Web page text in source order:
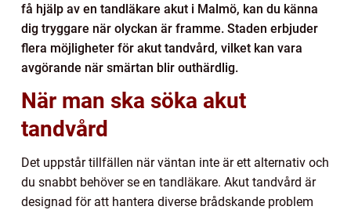
få hjälp av en tandläkare akut i Malmö, kan du känna
dig tryggare när olyckan är framme. Staden erbjuder
flera möjligheter för akut tandvård, vilket kan vara
avgörande när smärtan blir outhärdlig.
När man ska söka akut
tandvård
Det uppstår tillfällen när väntan inte är ett alternativ och
du snabbt behöver se en tandläkare. Akut tandvård är
designad för att hantera diverse brådskande problem